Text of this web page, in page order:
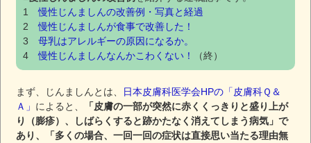
1慢性じんましんの改善例・写真と経過
2慢性じんましんが食事で改善した！
3母乳はアレルギーの原因になるか。
4慢性じんましんなんかこわくない！ （終）
まず、じんましんとは、
日本皮膚科医学会HPの「皮膚科Ｑ＆
Ａ」 によると、
「皮膚の一部が突然に赤くくっきりと盛り上が
り（膨疹）、しばらくすると跡かたなく消えてしまう病気」で
あり、「多くの場合、一回一回の症状は直接思い当たる理由無